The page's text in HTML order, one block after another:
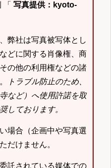
写真提供：kyoto-
弊社は写真被写体とし
どに関する肖像権、商
の他の利用権などの諸
トラブル防止のため、
など）へ使用許諾を取
しております。
場合（企画中や写真選
だけません。
託されている媒体での